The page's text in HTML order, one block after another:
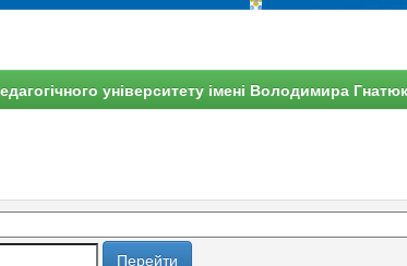
університету імені Володимира